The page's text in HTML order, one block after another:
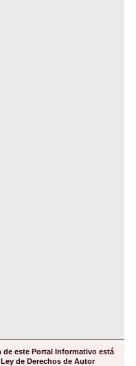
este Portal Informativo está
de Derechos de Autor